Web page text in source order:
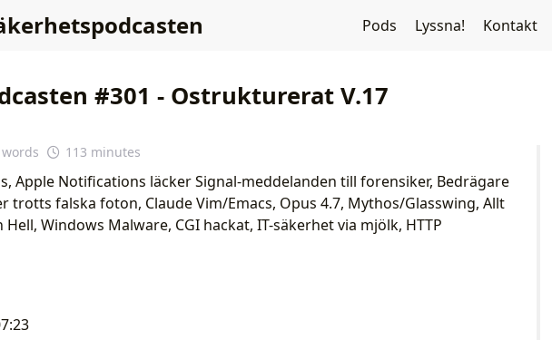
Pods Lyssna! Kontakt
#301 - Ostrukturerat V.17
113 minutes
Apple Notifications läcker Signal-meddelanden till forensiker, Bedrägare
trotts falska foton, Claude Vim/Emacs, Opus 4.7, Mythos/Glasswing, Allt
Windows Malware, CGI hackat, IT-säkerhet via mjölk, HTTP